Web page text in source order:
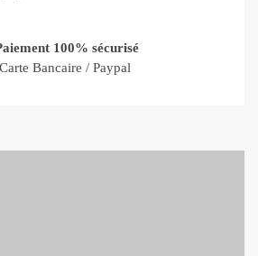
100% sécurisé
Carte Bancaire / Paypal